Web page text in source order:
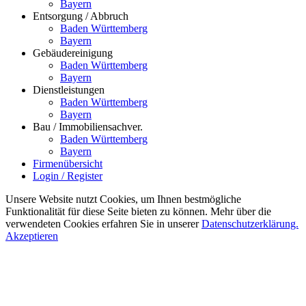
Bayern
Entsorgung / Abbruch
Baden Württemberg
Bayern
Gebäudereinigung
Baden Württemberg
Bayern
Dienstleistungen
Baden Württemberg
Bayern
Bau / Immobiliensachver.
Baden Württemberg
Bayern
Firmenübersicht
Login / Register
Unsere Website nutzt Cookies, um Ihnen bestmögliche
Funktionalität für diese Seite bieten zu können. Mehr über die
verwendeten Cookies erfahren Sie in unsererDatenschutzerklärung.
Akzeptieren